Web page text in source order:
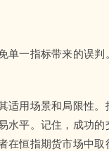
单一指标带来的误
适用场景和局限性
水平。记住，成功
恒指期货市场中取